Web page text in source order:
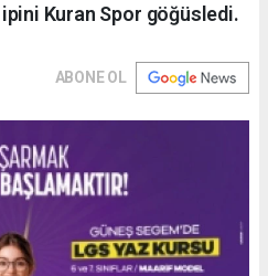
Kuran Spor göğüsledi.
ABONE OL